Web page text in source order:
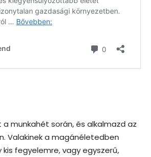
munkahét során, és alkalmazd az
Valakinek a magánéletedben
kis fegyelemre, vagy egyszerű,